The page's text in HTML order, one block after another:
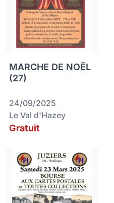
MARCHE DE NOËL
(27)
24/09/2025
Le Val d'Hazey
Gratuit